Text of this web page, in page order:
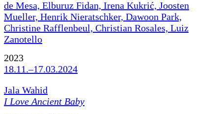
de Mesa, Elburuz Fidan, Irena Kukrić, Joosten
Mueller, Henrik Nieratschker, Dawoon Park,
Christine Rafflenbeul, Christian Rosales, Luiz
Zanotello
2023
18.11.–17.03.2024
Jala Wahid
I Love Ancient Baby